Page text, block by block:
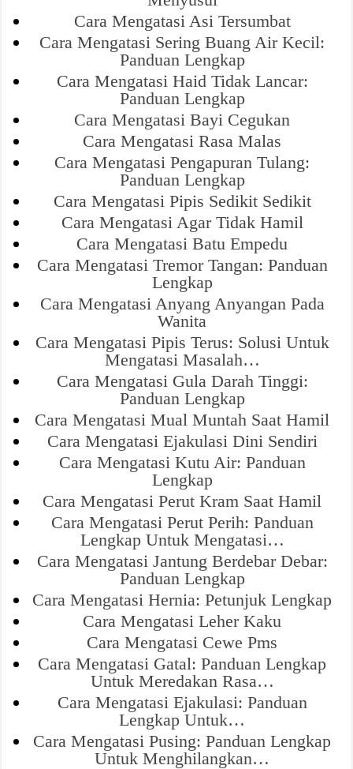
Cara Mengatasi Asi Tersumbat
Cara Mengatasi Sering Buang Air Kecil:
Panduan Lengkap
Cara Mengatasi Haid Tidak Lancar:
Panduan Lengkap
Cara Mengatasi Bayi Cegukan
Cara Mengatasi Rasa Malas
Cara Mengatasi Pengapuran Tulang:
Panduan Lengkap
Cara Mengatasi Pipis Sedikit Sedikit
Cara Mengatasi Agar Tidak Hamil
Cara Mengatasi Batu Empedu
Cara Mengatasi Tremor Tangan: Panduan
Lengkap
Cara Mengatasi Anyang Anyangan Pada
Wanita
Cara Mengatasi Pipis Terus: Solusi Untuk
Mengatasi Masalah…
Cara Mengatasi Gula Darah Tinggi:
Panduan Lengkap
Cara Mengatasi Mual Muntah Saat Hamil
Cara Mengatasi Ejakulasi Dini Sendiri
Cara Mengatasi Kutu Air: Panduan
Lengkap
Cara Mengatasi Perut Kram Saat Hamil
Cara Mengatasi Perut Perih: Panduan
Lengkap Untuk Mengatasi…
Cara Mengatasi Jantung Berdebar Debar:
Panduan Lengkap
Cara Mengatasi Hernia: Petunjuk Lengkap
Cara Mengatasi Leher Kaku
Cara Mengatasi Cewe Pms
Cara Mengatasi Gatal: Panduan Lengkap
Untuk Meredakan Rasa…
Cara Mengatasi Ejakulasi: Panduan
Lengkap Untuk…
Cara Mengatasi Pusing: Panduan Lengkap
Untuk Menghilangkan…